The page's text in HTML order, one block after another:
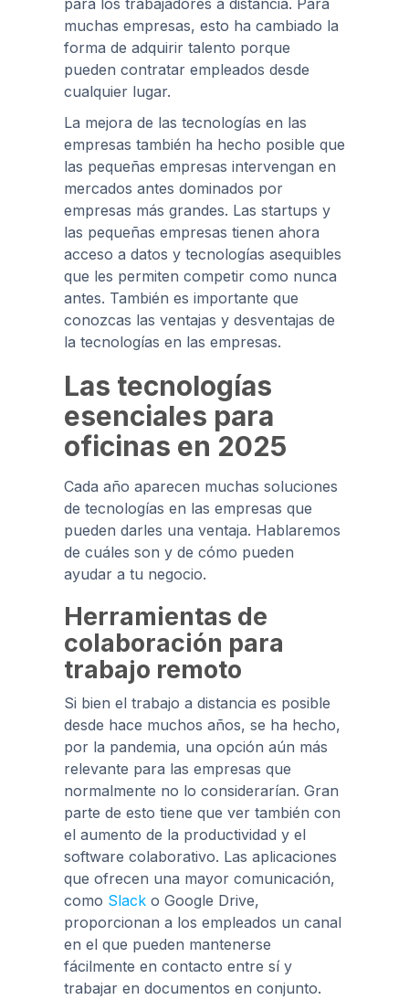
muchas empresas, esto ha cambiado la
forma de adquirir talento porque
pueden contratar empleados desde
cualquier lugar.
La mejora de las tecnologías en las
empresas también ha hecho posible que
las pequeñas empresas intervengan en
mercados antes dominados por
empresas más grandes. Las startups y
las pequeñas empresas tienen ahora
acceso a datos y tecnologías asequibles
que les permiten competir como nunca
antes. También es importante que
conozcas las ventajas y desventajas de
la tecnologías en las empresas.
Las tecnologías
esenciales para
oficinas en 2025
Cada año aparecen muchas soluciones
de tecnologías en las empresas que
pueden darles una ventaja. Hablaremos
de cuáles son y de cómo pueden
ayudar a tu negocio.
Herramientas de
colaboración para
trabajo remoto
Si bien el trabajo a distancia es posible
desde hace muchos años, se ha hecho,
por la pandemia, una opción aún más
relevante para las empresas que
normalmente no lo considerarían. Gran
parte de esto tiene que ver también con
el aumento de la productividad y el
software colaborativo. Las aplicaciones
que ofrecen una mayor comunicación,
como Slack o Google Drive,
proporcionan a los empleados un canal
en el que pueden mantenerse
fácilmente en contacto entre sí y
trabajar en documentos en conjunto.